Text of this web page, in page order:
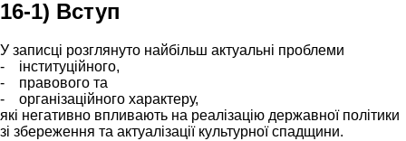
16-1) Вступ
У записці розглянуто найбільш актуальні проблеми
- інституційного,
- правового та
- організаційного характеру,
які негативно впливають на реалізацію державної політики
зі збереження та актуалізації культурної спадщини.